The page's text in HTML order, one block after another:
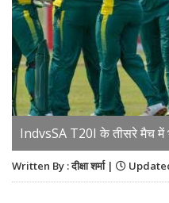
IndvsSA T20I के तीसरे मैच में
Written By : दीक्षा शर्मा |